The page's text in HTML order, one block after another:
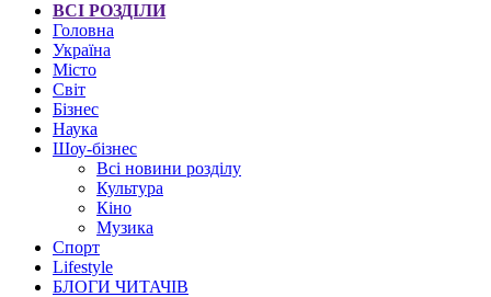
ВСІ РОЗДІЛИ
Головна
Україна
Місто
Світ
Бізнес
Наука
Шоу-бізнес
Всі новини розділу
Культура
Кіно
Музика
Спорт
Lifestyle
БЛОГИ ЧИТАЧІВ